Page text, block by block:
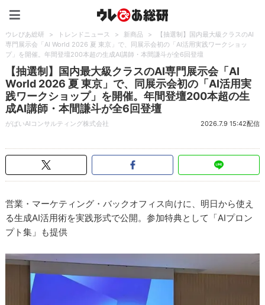
ウレぴあ総研 > トレンドニュース > 新商品 >
【抽選制】国内最大級クラスのAI
専門展示会「AI World 2026 夏 東京」で、同展示会初の「AI活用実践ワークショッ
プ」を開催。年間登壇200本超の生成AI講師・本間謙斗が全6回登壇
【抽選制】国内最大級クラスのAI専門展示会「AI
World 2026 夏 東京」で、同展示会初の「AI活用実
践ワークショップ」を開催。年間登壇200本超の生
成AI講師・本間謙斗が全6回登壇
がばいAIコンサルティング株式会社 2026.7.9 15:42配信
営業・マーケティング・バックオフィス向けに、明日から使え
る生成AI活用術を実践形式で公開。参加特典として「AIプロン
プト集」も提供